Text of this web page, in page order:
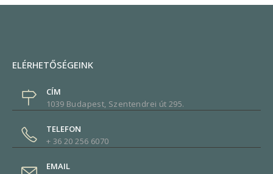
ELÉRHETŐSÉGEINK
CÍM
1039 Budapest, Szentendrei út 295.
TELEFON
+ 36 20 256 6070
EMAIL